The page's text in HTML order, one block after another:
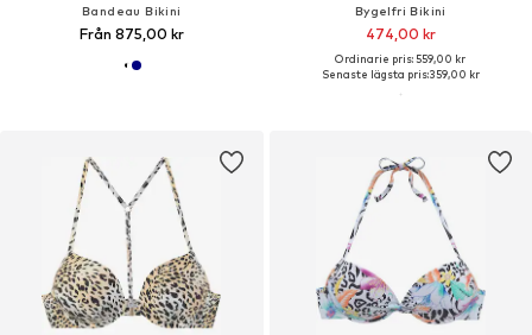
Bandeau Bikini
Från 875,00 kr
Bygelfri Bikini
474,00 kr
Ordinarie pris: 559,00 kr
Senaste lägsta pris:359,00 kr